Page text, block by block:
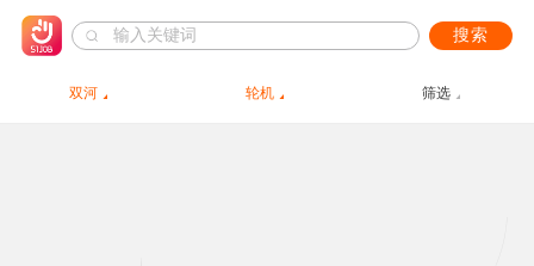
搜索
双河 轮机 筛选